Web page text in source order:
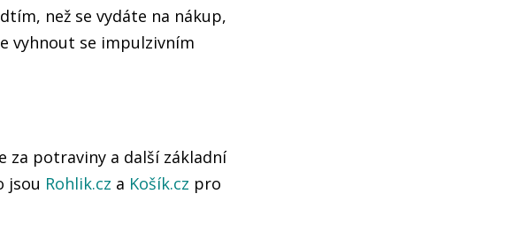
než se vydáte na nákup,
vyhnout se impulzivním
za potraviny a další základní
jsou Rohlik.cz a Košík.cz pro